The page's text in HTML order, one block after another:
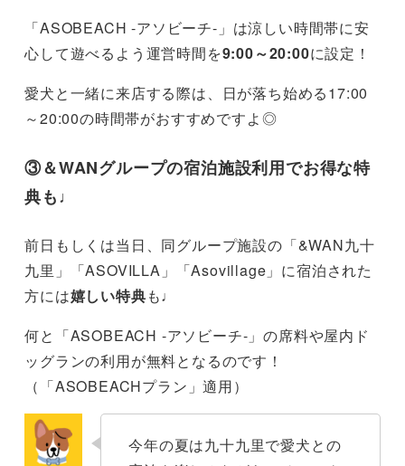
「ASOBEACH -アソビーチ-」は涼しい時間帯に安
心して遊べるよう運営時間を9:00～20:00に設定！
愛犬と一緒に来店する際は、日が落ち始める17:00
～20:00の時間帯がおすすめですよ◎
③＆WANグループの宿泊施設利用でお得な特
典も♩
前日もしくは当日、同グループ施設の「&WAN九十
九里」「ASOVILLA」「Asovillage」に宿泊された
方には嬉しい特典も♩
何と「ASOBEACH -アソビーチ-」の席料や屋内ド
ッグランの利用が無料となるのです！
（「ASOBEACHプラン」適用）
今年の夏は九十九里で愛犬との